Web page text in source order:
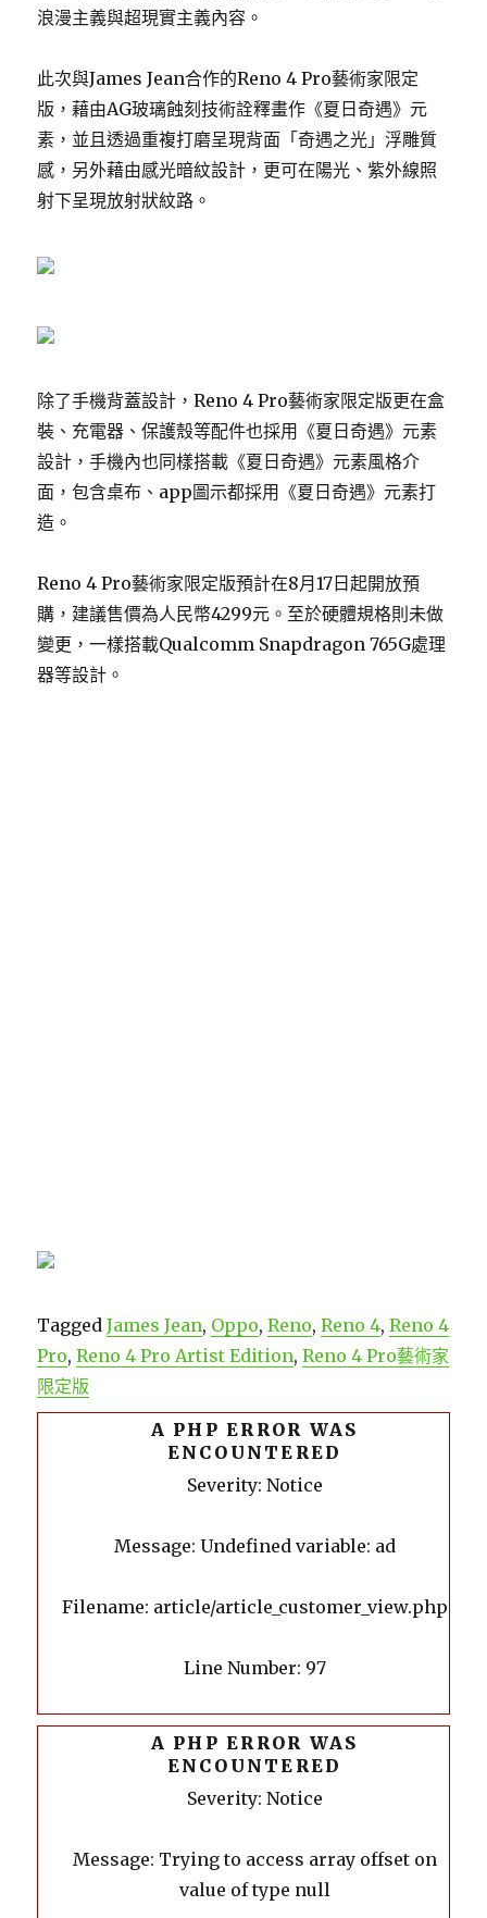
浪漫主義與超現實主義內容。
此次與James Jean合作的Reno 4 Pro藝術家限定
版，藉由AG玻璃蝕刻技術詮釋畫作《夏日奇遇》元
素，並且透過重複打磨呈現背面「奇遇之光」浮雕質
感，另外藉由感光暗紋設計，更可在陽光、紫外線照
射下呈現放射狀紋路。
除了手機背蓋設計，Reno 4 Pro藝術家限定版更在盒
裝、充電器、保護殼等配件也採用《夏日奇遇》元素
設計，手機內也同樣搭載《夏日奇遇》元素風格介
面，包含桌布、app圖示都採用《夏日奇遇》元素打
造。
Reno 4 Pro藝術家限定版預計在8月17日起開放預
購，建議售價為人民幣4299元。至於硬體規格則未做
變更，一樣搭載Qualcomm Snapdragon 765G處理
器等設計。
TaggedJames Jean, Oppo,Reno,Reno 4,Reno 4
Pro,Reno 4 Pro Artist Edition,Reno 4 Pro藝術家
限定版
A PHP ERROR WAS
ENCOUNTERED
Severity: Notice
Message: Undefined variable: ad
Filename: article/article_customer_view.php
Line Number: 97
A PHP ERROR WAS
ENCOUNTERED
Severity: Notice
Message: Trying to access array offset on
value of type null